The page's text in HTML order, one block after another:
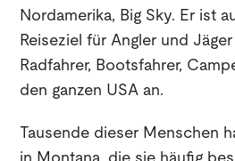
Nordamerika, Big Sky. Er ist
Reiseziel für Angler und
Radfahrer, Bootsfahrer,
den ganzen USA an.
Tausende dieser Menschen